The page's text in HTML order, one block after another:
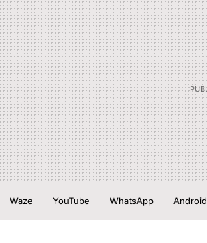
Waze YouTube WhatsApp Android